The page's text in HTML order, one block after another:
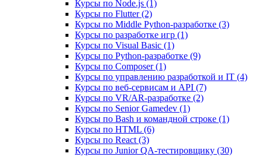
Курсы по Node.js (1)
Курсы по Flutter (2)
Курсы по Middle Python-разработке (3)
Курсы по разработке игр (1)
Курсы по Visual Basic (1)
Курсы по Python-разработке (9)
Курсы по Composer (1)
Курсы по управлению разработкой и IT (4)
Курсы по веб‑сервисам и API (7)
Курсы по VR/AR‑разработке (2)
Курсы по Senior Gamedev (1)
Курсы по Bash и командной строке (1)
Курсы по HTML (6)
Курсы по React (3)
Курсы по Junior QA-тестировщику (30)